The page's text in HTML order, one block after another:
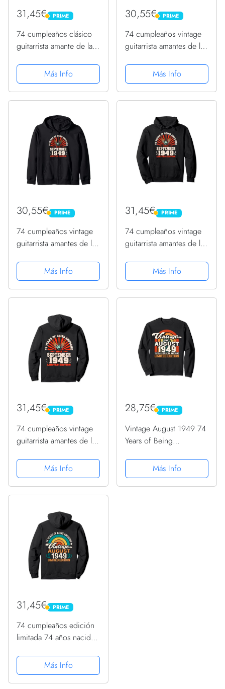
31,45€ PRIME
PRIME
74 cumpleaños clásico
guitarrista amante de la
de 1949 Sudadera con
Capucha
Más Info
30,55€ PRIME
PRIME
74 cumpleaños vintage
guitarrista amantes de la
1949 Sudadera con
Capucha
Más Info
30,55€ PRIME
PRIME
74 cumpleaños vintage
guitarrista amantes de la
1949 Sudadera con
Capucha
Más Info
31,45€ PRIME
PRIME
74 cumpleaños vintage
guitarrista amantes de la
1949 Sudadera con
Capucha
Más Info
31,45€ PRIME
PRIME
74 cumpleaños vintage
guitarrista amantes de la
1949 Sudadera con
Capucha
Más Info
28,75€ PRIME
PRIME
Vintage August 1949 74
Years of Being
cumpleaños Sudadera
Más Info
31,45€ PRIME
PRIME
74 cumpleaños edición
limitada 74 años nacido
Sudadera con Capucha
Más Info